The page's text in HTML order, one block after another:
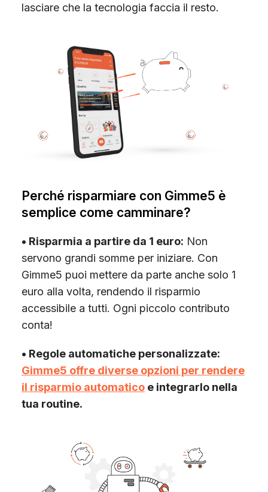
lasciare che la tecnologia faccia il resto.
Perché risparmiare con Gimme5 è
semplice come camminare?
• Risparmia a partire da 1 euro: Non
servono grandi somme per iniziare. Con
Gimme5 puoi mettere da parte anche solo 1
euro alla volta, rendendo il risparmio
accessibile a tutti. Ogni piccolo contributo
conta!
• Regole automatiche personalizzate:
Gimme5 offre diverse opzioni per rendere
il risparmio automaticoe integrarlo nella
tua routine.